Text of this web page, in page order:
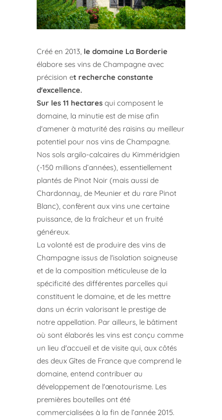
Créé en 2013, le domaine La Borderie
élabore ses vins de Champagne avec
précision et recherche constante
d'excellence.
Sur les 11 hectares qui composent le
domaine, la minutie est de mise afin
d'amener à maturité des raisins au meilleur
potentiel pour nos vins de Champagne.
Nos sols argilo-calcaires du Kimméridgien
(-150 millions d’années), essentiellement
plantés de Pinot Noir (mais aussi de
Chardonnay, de Meunier et du rare Pinot
Blanc), confèrent aux vins une certaine
puissance, de la fraîcheur et un fruité
généreux.
La volonté est de produire des vins de
Champagne issus de l'isolation soigneuse
et de la composition méticuleuse de la
spécificité des différentes parcelles qui
constituent le domaine, et de les mettre
dans un écrin valorisant le prestige de
notre appellation. Par ailleurs, le bâtiment
où sont élaborés les vins est conçu comme
un lieu d'accueil et de visite qui, aux côtés
des deux Gîtes de France que comprend le
domaine, entend contribuer au
développement de l'œnotourisme. Les
premières bouteilles ont été
commercialisées à la fin de l’année 2015.